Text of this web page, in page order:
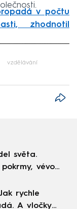
v počtu
zhodnotil
vzdělávání
světa.
vévodí
rychle
A vločky